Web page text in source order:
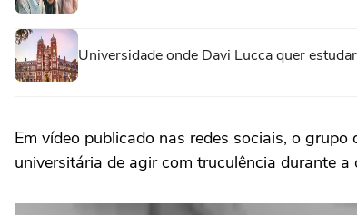
Universidade onde Davi Lucca quer
Em vídeo publicado nas redes sociais, o
universitária de agir com truculência durante a